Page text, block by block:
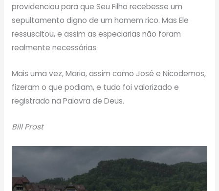
providenciou para que Seu Filho recebesse um
sepultamento digno de um homem rico. Mas Ele
ressuscitou, e assim as especiarias não foram
realmente necessárias.
Mais uma vez, Maria, assim como José e Nicodemos,
fizeram o que podiam, e tudo foi valorizado e
registrado na Palavra de Deus.
Bill Prost